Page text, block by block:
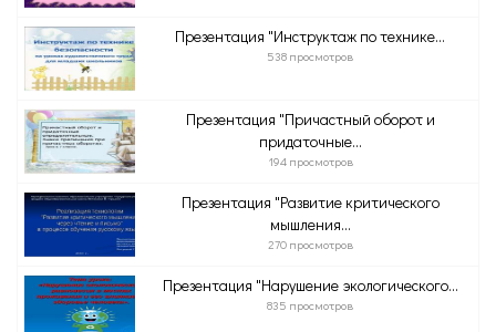
Презентация "Инструктаж по технике...
538 просмотров
Презентация "Причастный оборот и
придаточные...
194 просмотров
Презентация "Развитие критического
мышления...
270 просмотров
Презентация "Нарушение экологического...
835 просмотров